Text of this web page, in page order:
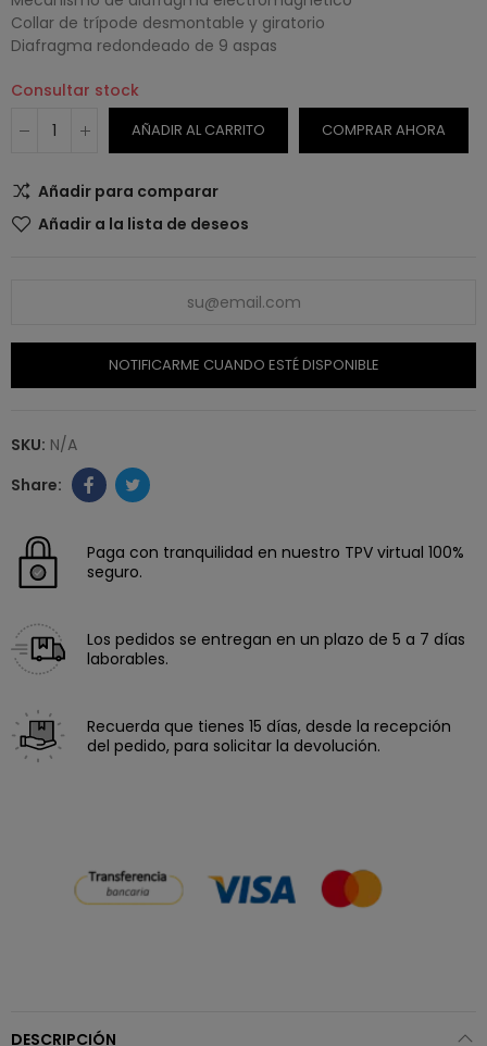
Collar de trípode desmontable y giratorio
Diafragma redondeado de 9 aspas
Consultar stock
AÑADIR AL CARRITO COMPRAR AHORA
Añadir para comparar
Añadir a la lista de deseos
NOTIFICARME CUANDO ESTÉ DISPONIBLE
SKU: N/A
Paga con tranquilidad en nuestro TPV virtual 100%
seguro.
Los pedidos se entregan en un plazo de 5 a 7 días
laborables.
Recuerda que tienes 15 días, desde la recepción
del pedido, para solicitar la devolución.
DESCRIPCIÓN